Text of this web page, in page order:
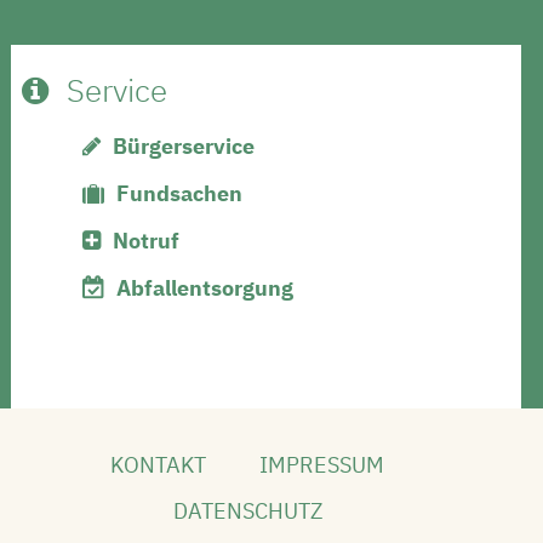
Service
Bürgerservice
Fundsachen
Notruf
Abfallentsorgung
KONTAKT
IMPRESSUM
DATENSCHUTZ